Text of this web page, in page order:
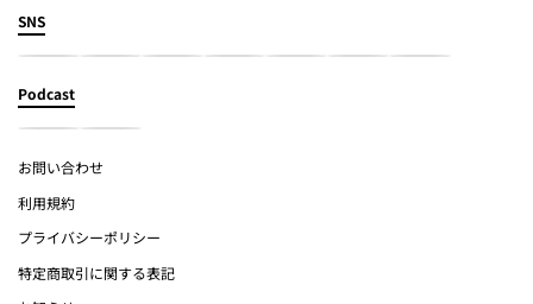
SNS
Podcast
お問い合わせ
利用規約
プライバシーポリシー
特定商取引に関する表記